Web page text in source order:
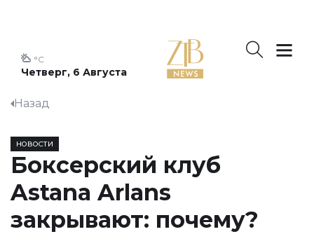
Четверг, 6 Августа
°C
Назад
НОВОСТИ
Боксерский клуб
Astana Arlans
закрывают: почему?